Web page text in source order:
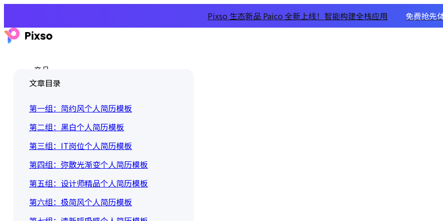
Pixso 生态新品 Paico 全新上线！智能构建全栈应用 免费抢先
产品
文章目录
第一组：简约风个人简历模板
第二组：黑白个人简历模板
第三组：IT岗位个人简历模板
第四组：弥散光渐变个人简历模板
第五组：设计师精品个人简历模板
第六组：极简风个人简历模板